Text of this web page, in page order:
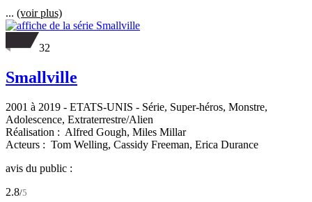
... (voir plus)
32
Smallville
2001 à 2019 - ETATS-UNIS - Série, Super-héros, Monstre,
Adolescence, Extraterrestre/Alien
Réalisation : Alfred Gough, Miles Millar
Acteurs : Tom Welling, Cassidy Freeman, Erica Durance
avis du public :
2.8/5